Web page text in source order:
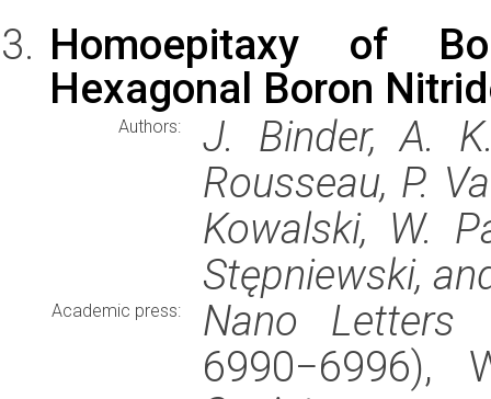
Homoepitaxy of
Hexagonal Boron
Authors:
J. Binder, A.
Rousseau, P.
Kowalski, W.
Stępniewski,
Academic press: Nano Letters
6990−6996),